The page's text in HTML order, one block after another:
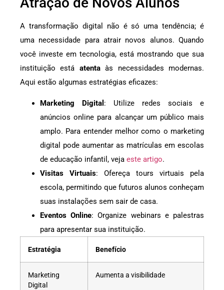
A transformação digital não é só uma tendência; é
uma necessidade para atrair novos alunos. Quando
você investe em tecnologia, está mostrando que sua
instituição está atentaàs necessidades modernas.
Aqui estão algumas estratégias eficazes:
Marketing Digital : Utilize redes sociais e
anúncios online para alcançar um público mais
amplo. Para entender melhor como o marketing
digital pode aumentar as matrículas em escolas
de educação infantil, veja este artigo.
Visitas Virtuais: Ofereça tours virtuais pela
escola, permitindo que futuros alunos conheçam
suas instalações sem sair de casa.
Eventos Online: Organize webinars e palestras
para apresentar sua instituição.
Estratégia Benefício
Marketing
Digital
Aumenta a visibilidade